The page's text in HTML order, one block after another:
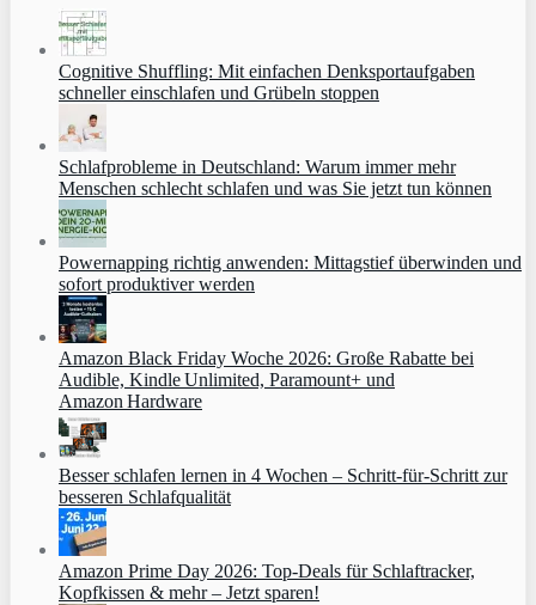
Cognitive Shuffling: Mit einfachen Denksportaufgaben
schneller einschlafen und Grübeln stoppen
Schlafprobleme in Deutschland: Warum immer mehr
Menschen schlecht schlafen und was Sie jetzt tun können
Powernapping richtig anwenden: Mittagstief überwinden und
sofort produktiver werden
Amazon Black Friday Woche 2026: Große Rabatte bei
Audible, Kindle Unlimited, Paramount+ und
Amazon Hardware
Besser schlafen lernen in 4 Wochen – Schritt‑für‑Schritt zur
besseren Schlafqualität
Amazon Prime Day 2026: Top-Deals für Schlaftracker,
Kopfkissen & mehr – Jetzt sparen!